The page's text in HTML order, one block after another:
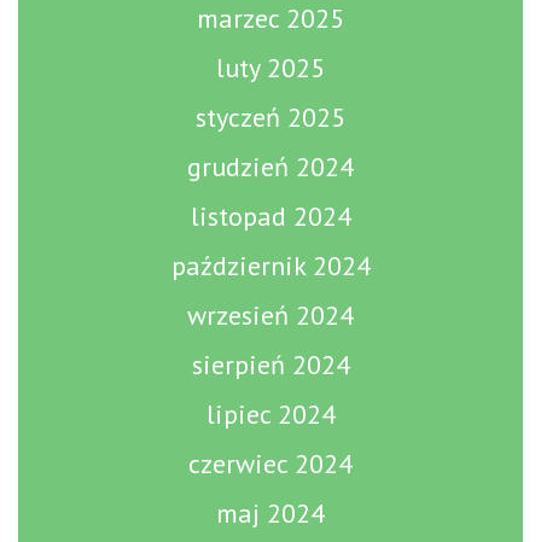
marzec 2025
luty 2025
styczeń 2025
grudzień 2024
listopad 2024
październik 2024
wrzesień 2024
sierpień 2024
lipiec 2024
czerwiec 2024
maj 2024